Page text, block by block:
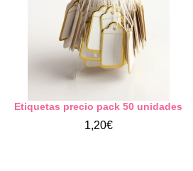
Etiquetas precio pack 50 unidades
1,20€